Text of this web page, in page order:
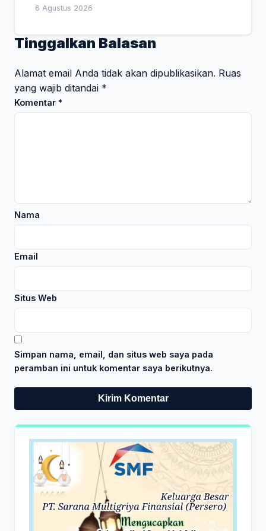
6 Agustus 2026
Tinggalkan Balasan
Alamat email Anda tidak akan dipublikasikan. Ruas
yang wajib ditandai *
Komentar *
Nama
Email
Situs Web
Simpan nama, email, dan situs web saya pada
peramban ini untuk komentar saya berikutnya.